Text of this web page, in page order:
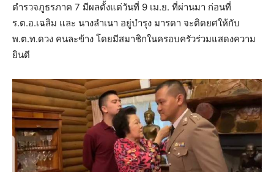
ตำรวจภูธรภาค 7 มีผลตั้งแต่วันที่ 9 เม.ย. ที่ผ่านมา ก่อนที่
ร.ต.อ.เฉลิม และ นางลำเนา อยู่บำรุง มารดา จะติดยศให้กับ
พ.ต.ท.ดวง คนละข้าง โดยมีสมาชิกในครอบครัวร่วมแสดงความ
ยินดี